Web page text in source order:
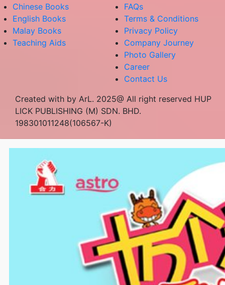
Chinese Books
English Books
Malay Books
Teaching Aids
FAQs
Terms & Conditions
Privacy Policy
Company Journey
Photo Gallery
Career
Contact Us
Created with by ArL. 2025@ All right reserved HUP
LICK PUBLISHING (M) SDN. BHD.
198301011248(106567-K)